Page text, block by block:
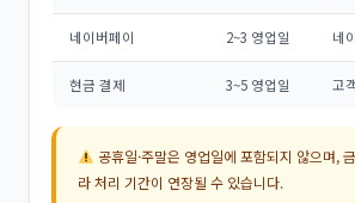
네이버페이 2~3 영업일 네
현금 결제 3~5 영업일 고
공휴일·주말은 영업일에 포함되지 않으며,
라 처리 기간이 연장될 수 있습니다.